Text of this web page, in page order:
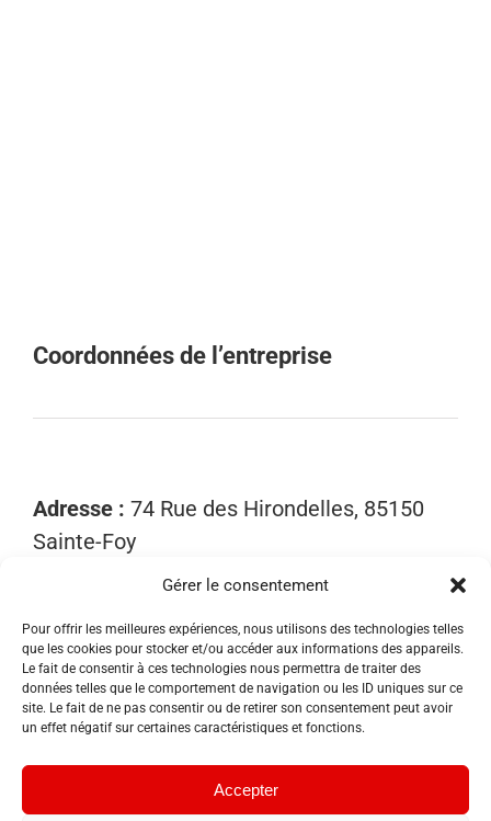
Gérer le consentement
Pour offrir les meilleures expériences, nous utilisons des technologies telles
que les cookies pour stocker et/ou accéder aux informations des appareils.
Le fait de consentir à ces technologies nous permettra de traiter des
données telles que le comportement de navigation ou les ID uniques sur ce
site. Le fait de ne pas consentir ou de retirer son consentement peut avoir
un effet négatif sur certaines caractéristiques et fonctions.
Accepter
Coordonnées de l’entreprise
Adresse : 74 Rue des Hirondelles, 85150
Sainte-Foy
Email : contact@sosnuisibles85.fr
SIRET :89455533300018